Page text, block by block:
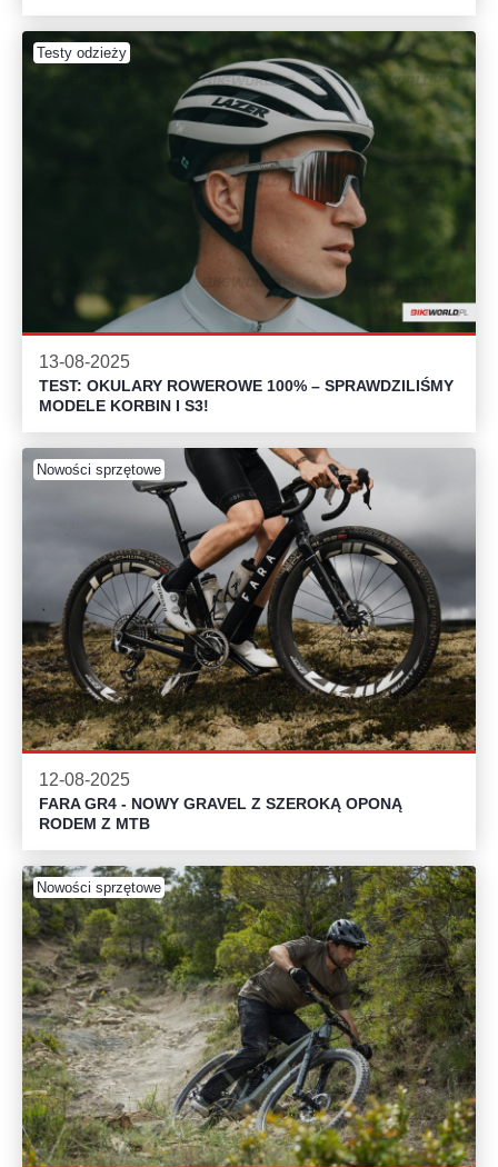
Testy odzieży
13-08-2025
TEST: OKULARY ROWEROWE 100% – SPRAWDZILIŚMY
MODELE KORBIN I S3!
Nowości sprzętowe
12-08-2025
FARA GR4 - NOWY GRAVEL Z SZEROKĄ OPONĄ
RODEM Z MTB
Nowości sprzętowe